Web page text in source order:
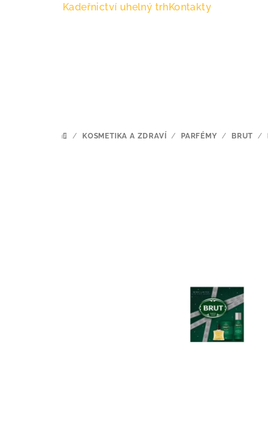
Kadeřnictví uhelný trhKontakty
DOMŮ
/ KOSMETIKA A ZDRAVÍ / PARFÉMY / BRUT /